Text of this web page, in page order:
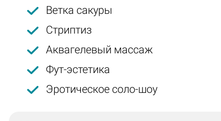
Ветка сакуры
Стриптиз
Аквагелевый массаж
Фут-эстетика
Эротическое соло-шоу